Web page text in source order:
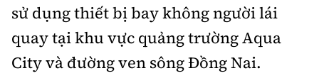
sử dụng thiết bị bay không người lái
quay tại khu vực quảng trường Aqua
City và đường ven sông Đồng Nai.